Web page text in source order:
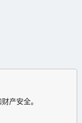
产安全。